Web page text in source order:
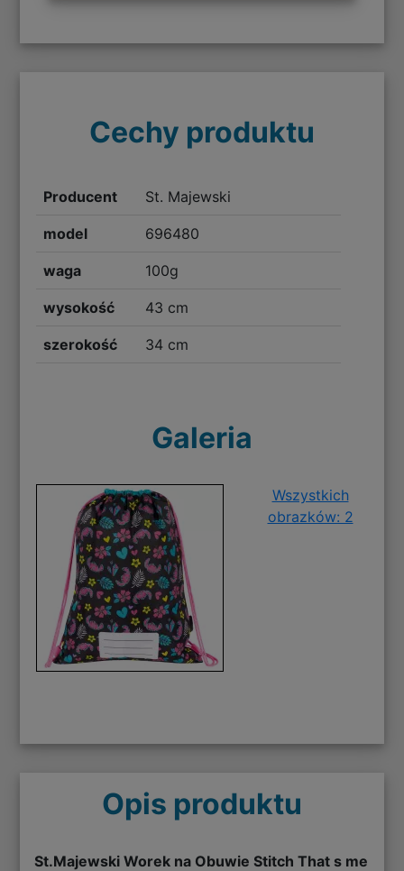
Cechy produktu
Producent St. Majewski
model 696480
waga 100g
wysokość 43 cm
szerokość 34 cm
Galeria
Wszystkich
obrazków: 2
Opis produktu
St.Majewski Worek na Obuwie Stitch That s me